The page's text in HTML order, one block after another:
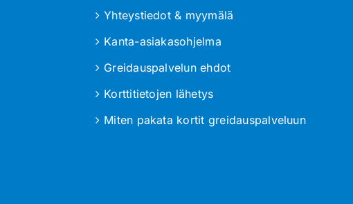
Yhteystiedot & myymälä
Kanta-asiakasohjelma
Greidauspalvelun ehdot
Korttitietojen lähetys
Miten pakata kortit greidauspalveluun